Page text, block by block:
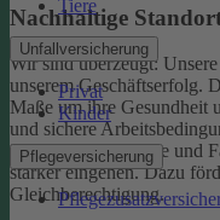
Tiere
Unfallversicherung
Privat
Kinder
Pflegeversicherung
Nachhaltige
Wir sind überzeugt:
unserem Geschäftserfolg.
Maße um ihre
und sichere
individuellen Talente und
stärker eingehen. Dazu
Gleichberechtigung.